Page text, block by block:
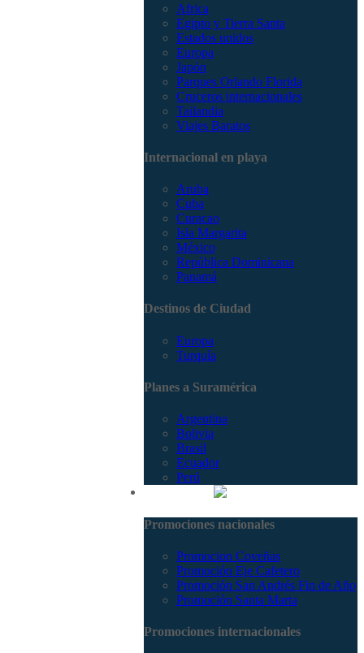
Africa
Egipto y Tierra Santa
Estados unidos
Europa
Japón
Parques Orlando Florida
Cruceros internacionales
Tailandia
Viajes Baratos
Internacional en playa
Aruba
Cuba
Curacao
Isla Margarita
México
República Dominicana
Panamá
Destinos de Ciudad
Europa
Turquía
Planes a Suramérica
Argentina
Bolivia
Brasil
Ecuador
Perú
Promociones nacionales
Promocion Coveñas
Promoción Eje Cafetero
Promoción San Andrés Fin de Año
Promoción Santa Marta
Promociones internacionales